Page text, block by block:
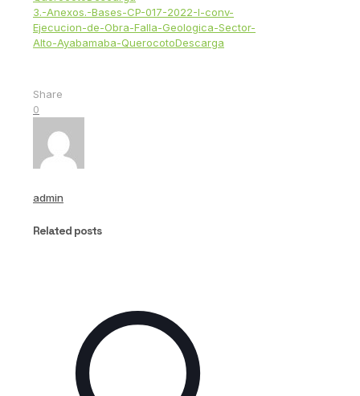
3.-Anexos.-Bases-CP-017-2022-I-conv-
Ejecucion-de-Obra-Falla-Geologica-Sector-
Alto-Ayabamaba-QuerocotoDescarga
Share
0
admin
Related posts